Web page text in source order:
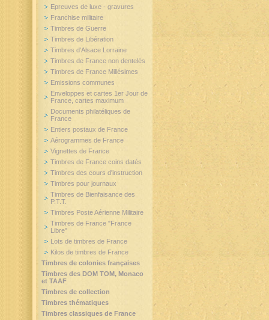
Epreuves de luxe - gravures
Franchise militaire
Timbres de Guerre
Timbres de Libération
Timbres d'Alsace Lorraine
Timbres de France non dentelés
Timbres de France Millésimes
Emissions communes
Enveloppes et cartes 1er Jour de
France, cartes maximum
Documents philatéliques de
France
Entiers postaux de France
Aérogrammes de France
Vignettes de France
Timbres de France coins datés
Timbres des cours d'instruction
Timbres pour journaux
Timbres de Bienfaisance des
P.T.T.
Timbres Poste Aérienne Militaire
Timbres de France "France
Libre"
Lots de timbres de France
Kilos de timbres de France
Timbres de colonies françaises
Timbres des DOM TOM, Monaco
et TAAF
Timbres de collection
Timbres thématiques
Timbres classiques de France